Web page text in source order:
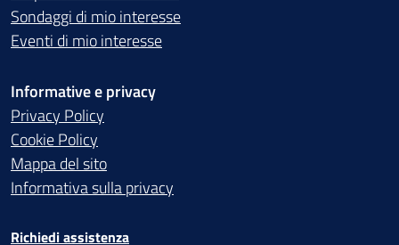
Sondaggi di mio interesse
Eventi di mio interesse
Informative e privacy
Privacy Policy
Cookie Policy
Mappa del sito
Informativa sulla privacy
Richiedi assistenza